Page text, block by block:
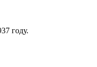
году.